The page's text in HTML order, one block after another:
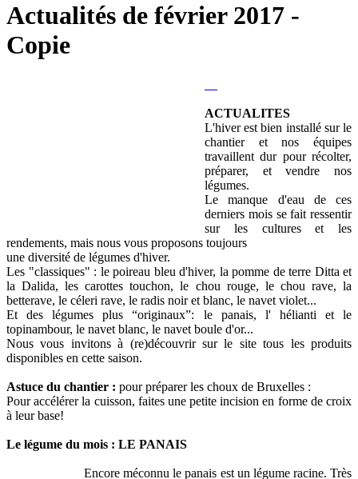
Actualités de février 2017 -
Copie
ACTUALITES
L'hiver est bien installé sur le
chantier et nos équipes
travaillent dur pour récolter,
préparer, et vendre nos
légumes.
Le manque d'eau de ces
derniers mois se fait ressentir
sur les cultures et les
rendements, mais nous vous proposons toujours
une diversité de légumes d'hiver.
Les "classiques" : le poireau bleu d'hiver, la pomme de terre Ditta et
la Dalida, les carottes touchon, le chou rouge, le chou rave, la
betterave, le céleri rave, le radis noir et blanc, le navet violet...
Et des légumes plus “originaux”: le panais, l' hélianti et le
topinambour, le navet blanc, le navet boule d'or...
Nous vous invitons à (re)découvrir sur le site tous les produits
disponibles en cette saison.
Astuce du chantier : pour préparer les choux de Bruxelles :
Pour accélérer la cuisson, faites une petite incision en forme de croix
à leur base!
Le légume du mois : LE PANAIS
Encore méconnu le panais est un légume racine. Très